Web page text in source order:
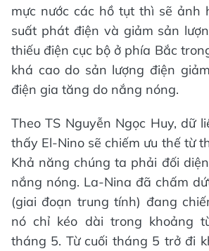
mực nước các hồ tụt thì sẽ ảnh
suất phát điện và giảm sản
thiếu điện cục bộ ở phía Bắc
khá cao do sản lượng điện
điện gia tăng do nắng nóng.
Theo TS Nguyễn Ngọc Huy, dữ
thấy El-Nino sẽ chiếm ưu thế từ
Khả năng chúng ta phải đối
nắng nóng. La-Nina đã chấm
(giai đoạn trung tính) đang
nó chỉ kéo dài trong khoảng
tháng 5. Từ cuối tháng 5 trở đi